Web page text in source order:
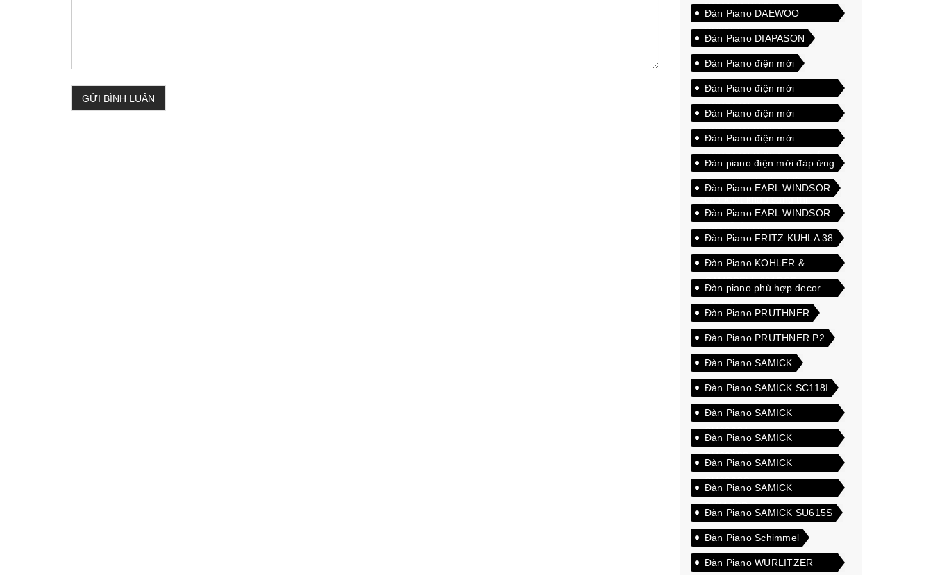
GỬI BÌNH LUẬN
YAMAHA YU3Wn
Đàn Piano DAEWOO
DU21EX
Đàn Piano DIAPASON
Đàn Piano điện mới
Đàn Piano điện mới
BOWMAN
Đàn Piano điện mới
BOWMAN CX250
Đàn Piano điện mới
BOWMAN CX350 màu trắng
Đàn piano điện mới đáp ứng
được tiêu chuẩn chất lượng
cao xuất khẩu sang thị
trường quốc tế
Đàn Piano EARL WINDSOR
Đàn Piano EARL WINDSOR
W112 DELUXE
Đàn Piano FRITZ KUHLA 38
Đàn Piano KOHLER &
CAMPBELL 601DSF
Đàn piano phù hợp decor
nội thất
Đàn Piano PRUTHNER
Đàn Piano PRUTHNER P2
Đàn Piano SAMICK
Đàn Piano SAMICK SC118I
Đàn Piano SAMICK
SM600SA
Đàn Piano SAMICK
SM600SB
Đàn Piano SAMICK
SM600SC
Đàn Piano SAMICK
SU118CP
Đàn Piano SAMICK SU615S
Đàn Piano Schimmel
Đàn Piano WURLITZER